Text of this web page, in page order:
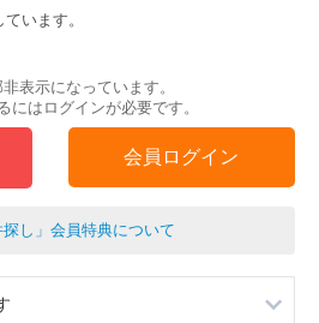
います。
表示になっています。
にはログインが必要です。
会員ログイン
探し」会員特典について